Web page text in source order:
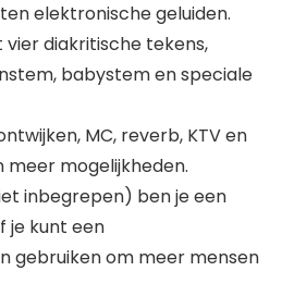
elektronische geluiden.
diakritische tekens,
babystem en speciale
MC, reverb, KTV en
meer mogelijkheden.
inbegrepen) ben je een
je kunt een
gebruiken om meer mensen